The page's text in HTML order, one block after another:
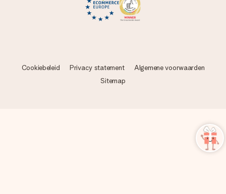
Cookiebeleid Privacy statement
Algemene voorwaarden
Sitemap